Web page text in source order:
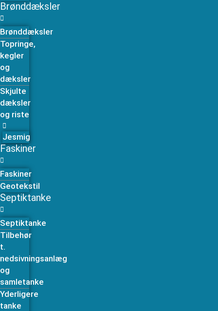
Brønddæksler
Brønddæksler
Topringe,
kegler
og
dæksler
Skjulte
dæksler
og riste
Jesmig
Faskiner
Faskiner
Geotekstil
Septiktanke
Septiktanke
Tilbehør
t.
nedsivningsanlæg
og
samletanke
Yderligere
tanke